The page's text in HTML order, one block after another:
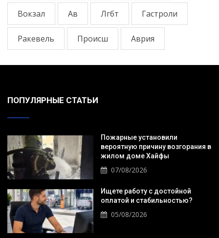
Вокзал Ав Лгбт Гастроли
Ракевель Происш Аврия
ПОПУЛЯРНЫЕ СТАТЬИ
Пожарные установили
вероятную причину возгорания в
жилом доме Хайфы
07/08/2026
Ищете работу с достойной
оплатой и стабильностью?
05/08/2026